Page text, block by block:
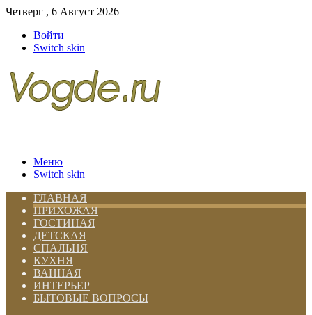
Четверг , 6 Август 2026
Войти
Switch skin
Меню
Switch skin
ГЛАВНАЯ
ПРИХОЖАЯ
ГОСТИНАЯ
ДЕТСКАЯ
СПАЛЬНЯ
КУХНЯ
ВАННАЯ
ИНТЕРЬЕР
БЫТОВЫЕ ВОПРОСЫ